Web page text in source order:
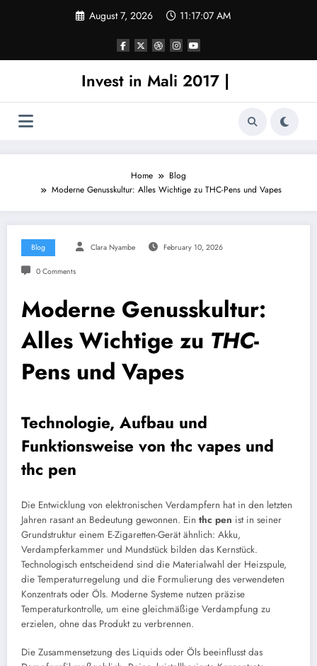
August 7, 2026 11:17:08 AM
Invest in Mali 2017 |
Home
Blog
Moderne Genusskultur: Alles Wichtige zu THC-Pens und Vapes
Blog Clara Nyambe February 10, 2026
0 Comments
Moderne Genusskultur:
Alles Wichtige zu THC-
Pens und Vapes
Technologie, Aufbau und
Funktionsweise von thc vapes und
thc pen
Die Entwicklung von elektronischen Verdampfern hat in den letzten
Jahren rasant an Bedeutung gewonnen. Ein thc pen ist in seiner
Grundstruktur einem E-Zigaretten-Gerät ähnlich: Akku,
Verdampferkammer und Mundstück bilden das Kernstück.
Technologisch entscheidend sind die Materialwahl der Heizspule,
die Temperaturregelung und die Formulierung des verwendeten
Konzentrats oder Öls. Moderne Systeme nutzen präzise
Temperaturkontrolle, um eine gleichmäßige Verdampfung zu
erzielen, ohne das Produkt zu verbrennen.
Die Zusammensetzung des Liquids oder Öls beeinflusst das